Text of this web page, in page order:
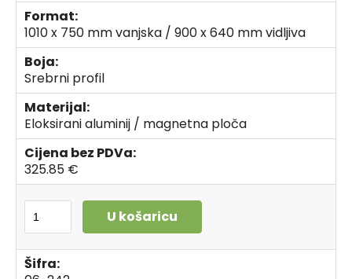
Format:
1010 x 750 mm vanjska / 900 x 640 mm vidljiva
Boja:
Srebrni profil
Materijal:
Eloksirani aluminij / magnetna ploča
Cijena bez PDVa:
325.85 €
U košaricu
Šifra: